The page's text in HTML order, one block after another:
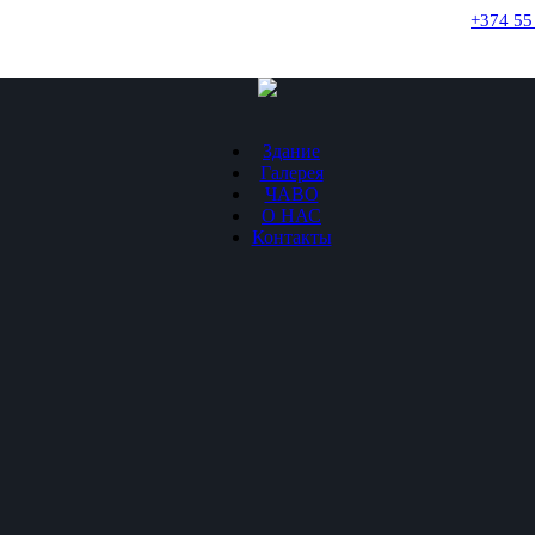
+374
Здание
Галерея
ЧАВО
О НАС
Контакты